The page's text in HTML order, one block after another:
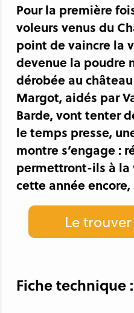
Pour la première
voleurs venus du
point de vaincre la
devenue la poudre
dérobée au
Margot, aidés par
Barde, vont tenter
le temps presse,
montre s’engage :
permettront-ils à la
cette année
Le
Fiche technique :